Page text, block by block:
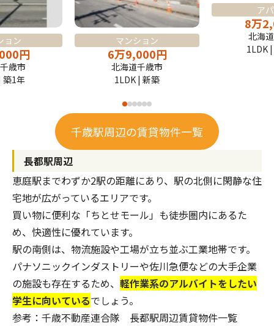
ョン
円
歳市
築1年
マンション
6万9,000円
北海道千歳市
1LDK | 新築
ア
8万
北海
1LDK
千歳駅周辺の賃貸物件一覧
長都駅周辺
恵庭駅までわずか2駅の距離にあり、駅の北側に閑静な住
宅地が広がっているエリアです。
買い物に便利な「ちとせモール」も徒歩圏内にあるた
め、快適性に優れています。
駅の南側は、物流施設や工場が立ち並ぶ工業地帯です。
パナソニックインダストリーや佐川急便などの大手企業
の施設も存在するため、 軽作業系のアルバイトをしたい
学生に向いているでしょう。
参考：千歳不動産連合隊 長都駅周辺賃貸物件一覧